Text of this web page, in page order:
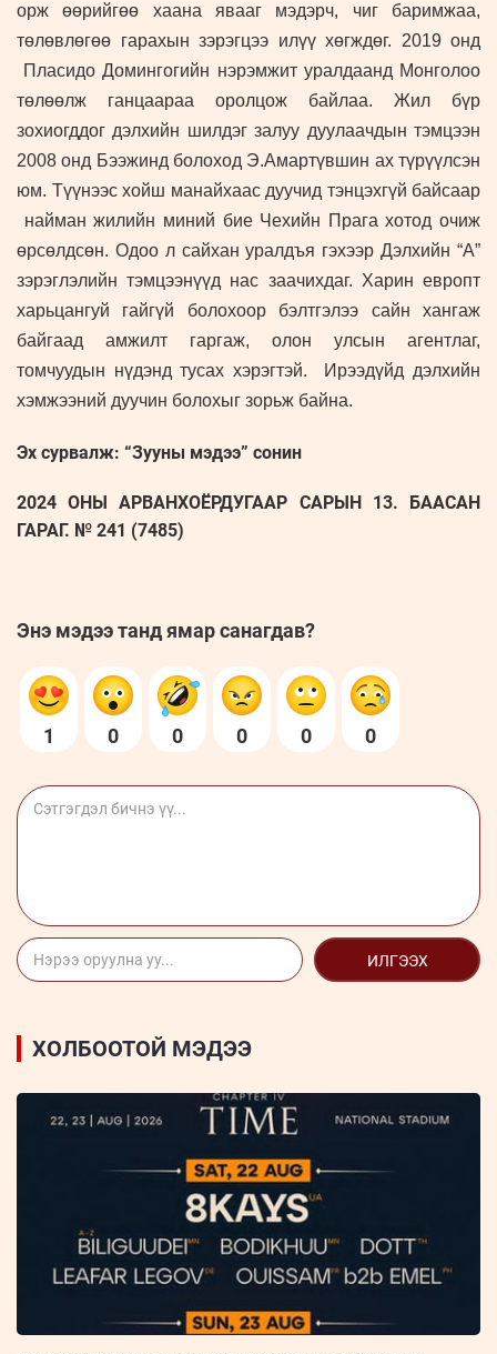
орж өөрийгөө хаана явааг мэдэрч, чиг баримжаа,
төлөвлөгөө гарахын зэрэгцээ илүү хөгждөг. 2019 онд
Пласидо Домингогийн нэрэмжит уралдаанд Монголоо
төлөөлж ганцаараа оролцож байлаа. Жил бүр
зохиогддог дэлхийн шилдэг залуу дуулаачдын тэмцээн
2008 онд Бээжинд болоход Э.Амартүвшин ах түрүүлсэн
юм. Түүнээс хойш манайхаас дуучид тэнцэхгүй байсаар
найман жилийн миний бие Чехийн Прага хотод очиж
өрсөлдсөн. Одоо л сайхан уралдъя гэхээр Дэлхийн “А”
зэрэглэлийн тэмцээнүүд нас заачихдаг. Харин европт
харьцангуй гайгүй болохоор бэлтгэлээ сайн хангаж
байгаад амжилт гаргаж, олон улсын агентлаг,
томчуудын нүдэнд тусах хэрэгтэй. Ирээдүйд дэлхийн
хэмжээний дуучин болохыг зорьж байна.
Эх сурвалж: “Зууны мэдээ” сонин
2024 ОНЫ АРВАНХОЁРДУГААР САРЫН 13. БААСАН
ГАРАГ. № 241 (7485)
Энэ мэдээ танд ямар санагдав?
1 0 0 0 0 0
ИЛГЭЭХ
ХОЛБООТОЙ МЭДЭЭ